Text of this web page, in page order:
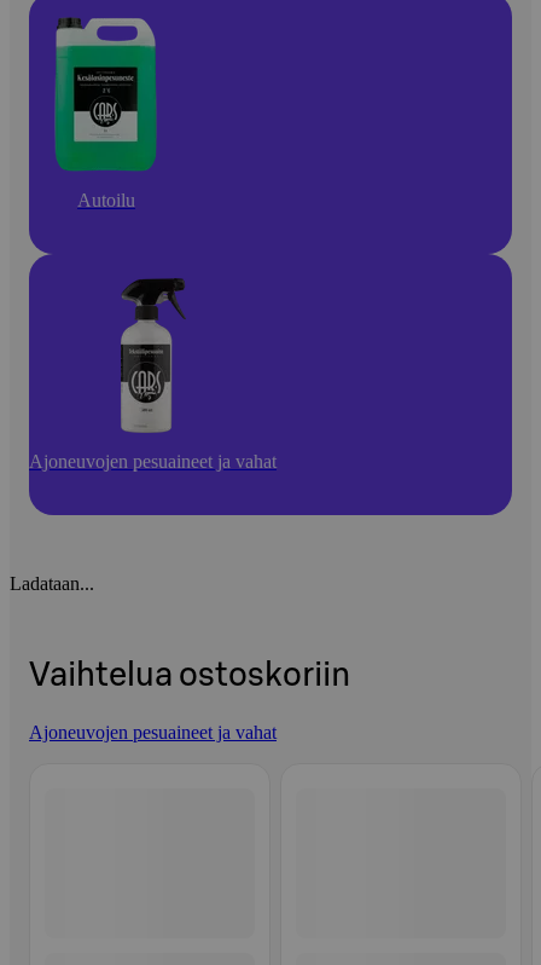
Autoilu
Ajoneuvojen pesuaineet ja vahat
Ladataan...
Vaihtelua ostoskoriin
Ajoneuvojen pesuaineet ja vahat